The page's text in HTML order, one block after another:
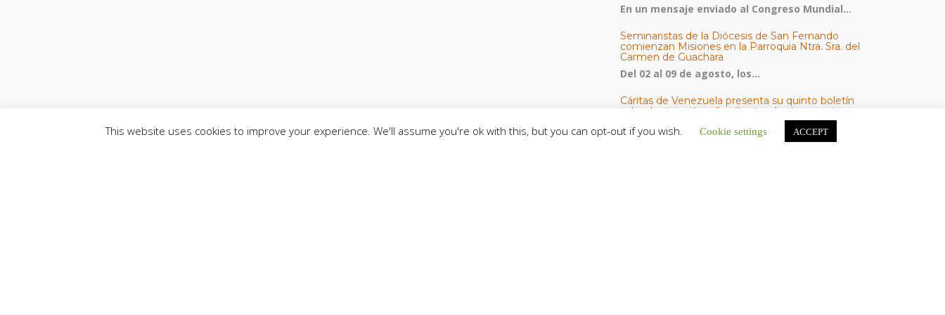
En un mensaje enviado al Congreso Mundial...
Seminaristas de la Diócesis de San Fernando
comienzan Misiones en la Parroquia Ntra. Sra. del
Carmen de Guachara
Del 02 al 09 de agosto, los...
Cáritas de Venezuela presenta su quinto boletín
sobre la atención a familias tras los terremotos
Cáritas de Venezuela publicó este martes 4...
This website uses cookies to improve your experience. We'll assume you're ok with this, but you can opt-out if you wish. Cookie settings ACCEPT